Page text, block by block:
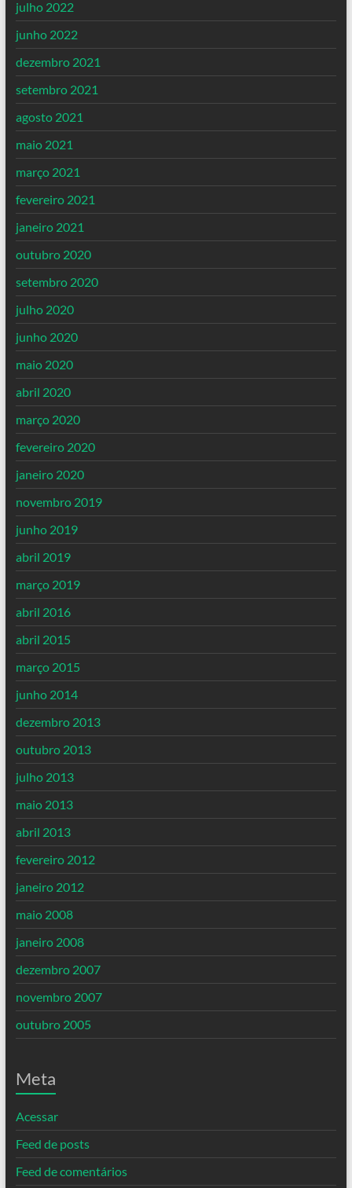
julho 2022
junho 2022
dezembro 2021
setembro 2021
agosto 2021
maio 2021
março 2021
fevereiro 2021
janeiro 2021
outubro 2020
setembro 2020
julho 2020
junho 2020
maio 2020
abril 2020
março 2020
fevereiro 2020
janeiro 2020
novembro 2019
junho 2019
abril 2019
março 2019
abril 2016
abril 2015
março 2015
junho 2014
dezembro 2013
outubro 2013
julho 2013
maio 2013
abril 2013
fevereiro 2012
janeiro 2012
maio 2008
janeiro 2008
dezembro 2007
novembro 2007
outubro 2005
Meta
Acessar
Feed de posts
Feed de comentários